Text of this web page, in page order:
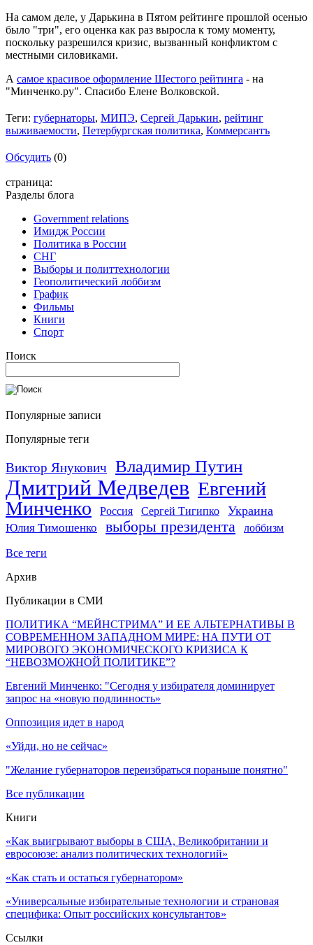
На самом деле, у Дарькина в Пятом рейтинге прошлой осенью
было "три", его оценка как раз выросла к тому моменту,
поскольку разрешился кризис, вызванный конфликтом с
местными силовиками.
А самое красивое оформление Шестого рейтинга - на
"Минченко.ру". Спасибо Елене Волковской.
Теги: губернаторы, МИПЭ, Сергей Дарькин, рейтинг
выживаемости, Петербургская политика, Коммерсантъ
Обсудить (0)
страница:
Разделы блога
Government relations
Имидж России
Политика в России
СНГ
Выборы и политтехнологии
Геополитический лоббизм
График
Фильмы
Книги
Спорт
Поиск
Популярные записи
Популярные теги
Виктор Янукович Владимир Путин
Дмитрий Медведев Евгений
Минченко
Россия Сергей Тигипко Украина
Юлия Тимошенко выборы президента лоббизм
Все теги
Архив
Публикации в СМИ
ПОЛИТИКА “МЕЙНСТРИМА” И ЕЕ АЛЬТЕРНАТИВЫ В
СОВРЕМЕННОМ ЗАПАДНОМ МИРЕ: НА ПУТИ ОТ
МИРОВОГО ЭКОНОМИЧЕСКОГО КРИЗИСА К
“НЕВОЗМОЖНОЙ ПОЛИТИКЕ”?
Евгений Минченко: "Сегодня у избирателя доминирует
запрос на «новую подлинность»
Оппозиция идет в народ
«Уйди, но не сейчас»
"Желание губернаторов переизбраться пораньше понятно"
Все публикации
Книги
«Как выигрывают выборы в США, Великобритании и
евросоюзе: анализ политических технологий»
«Как стать и остаться губернатором»
«Универсальные избирательные технологии и страновая
специфика: Опыт российских консультантов»
Ссылки